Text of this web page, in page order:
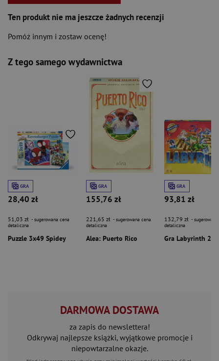
Ten produkt nie ma jeszcze żadnych recenzji
Pomóż innym i zostaw ocenę!
Z tego samego wydawnictwa
GRA
28,40 zł
51,03 zł - sugerowana cena
detaliczna
Puzzle 3x49 Spidey
GRA
155,76 zł
221,65 zł - sugerowana cena
detaliczna
Alea: Puerto Rico
GRA
93,81 zł
132,79 zł -
detaliczna
Gra Labyrinth
DARMOWA DOSTAWA
za zapis do newslettera!
Odkrywaj najlepsze książki, wyjątkowe promocje i
niepowtarzalne okazje.